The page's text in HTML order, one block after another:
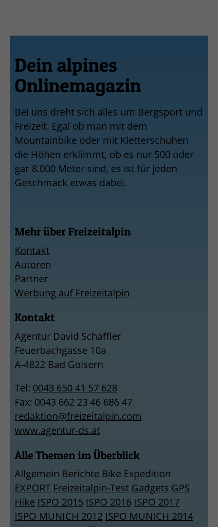
Dein alpines
Onlinemagazin
Bei uns dreht sich alles um Bergsport und
Freizeit. Egal ob man mit dem
Mountainbike oder mit Kletterschuhen
die Höhen erklimmt, ob es nur 500 oder
gar 8.000 Meter sind, es ist für jeden
Geschmack etwas dabei.
Mehr über Freizeitalpin
Kontakt
Autoren
Partner
Werbung auf Freizeitalpin
Kontakt
Agentur David Schäffler
Feuerbachgasse 10a
A-4822 Bad Goisern
Tel: 0043 650 41 57 628
Fax: 0043 662 23 46 686 47
redaktion@freizeitalpin.com
www.agentur-ds.at
Alle Themen im Überblick
Allgemein Berichte Bike Expedition
EXPORT Freizeitalpin-Test Gadgets GPS
Hike ISPO 2015 ISPO 2016 ISPO 2017
ISPO MUNICH 2012 ISPO MUNICH 2014